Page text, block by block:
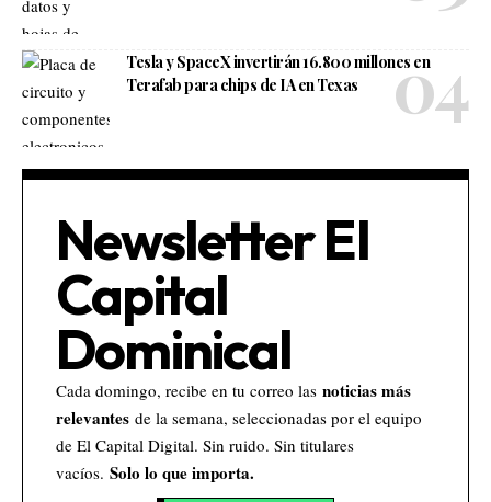
Tesla y SpaceX invertirán 16.800 millones en
Terafab para chips de IA en Texas
Newsletter El
Capital
Dominical
Cada domingo, recibe en tu correo las noticias más
relevantes de la semana, seleccionadas por el equipo
de El Capital Digital. Sin ruido. Sin titulares
vacíos. Solo lo que importa.